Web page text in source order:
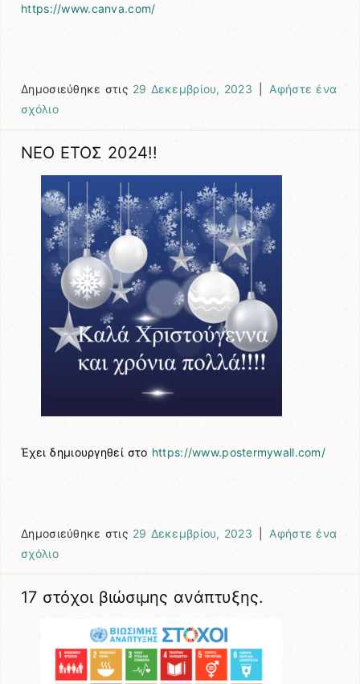
https://www.canva.com/
Δημοσιεύθηκε στις 29 Δεκεμβρίου, 2023
Αφήστε ένα
σχόλιο
ΝΕΟ ΕΤΟΣ 2024!!
Έχει δημιουργηθεί στο https://www.postermywall.com/
Δημοσιεύθηκε στις 29 Δεκεμβρίου, 2023
Αφήστε ένα
σχόλιο
17 στόχοι βιώσιμης ανάπτυξης.